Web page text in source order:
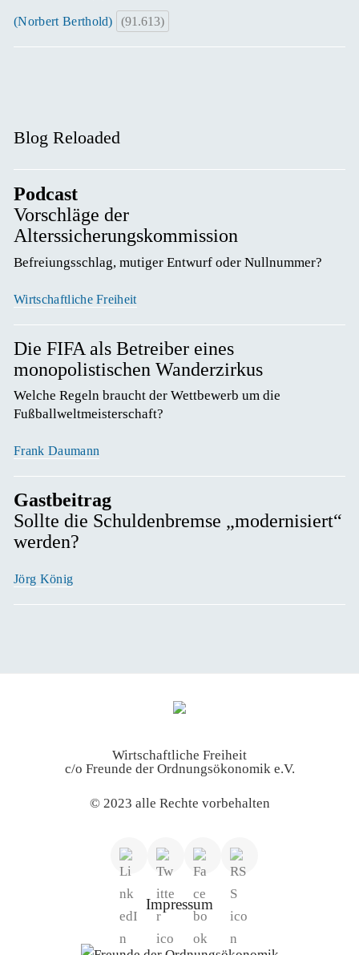
(Norbert Berthold) (91.613)
Blog Reloaded
Podcast
Vorschläge der
Alterssicherungskommission
Befreiungsschlag, mutiger Entwurf oder Nullnummer?
Wirtschaftliche Freiheit
Die FIFA als Betreiber eines
monopolistischen Wanderzirkus
Welche Regeln braucht der Wettbewerb um die
Fußballweltmeisterschaft?
Frank Daumann
Gastbeitrag
Sollte die Schuldenbremse „modernisiert“
werden?
Jörg König
Wirtschaftliche Freiheit
c/o Freunde der Ordnungsökonomik e.V.
© 2023 alle Rechte vorbehalten
Impressum